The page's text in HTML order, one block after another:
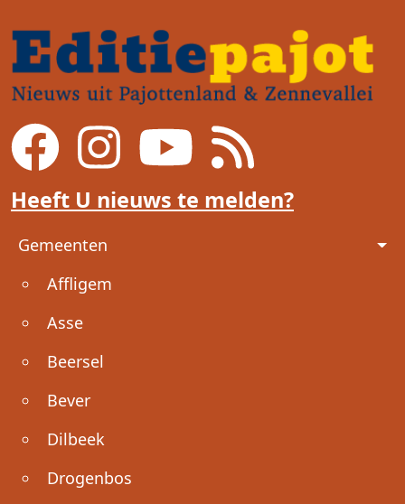
Heeft U nieuws te melden?
Voet
Gemeenten
Affligem
Asse
Beersel
Bever
Dilbeek
Drogenbos